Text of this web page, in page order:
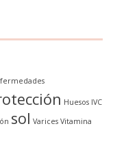
Huesos IVC
sol Varices Vitamina